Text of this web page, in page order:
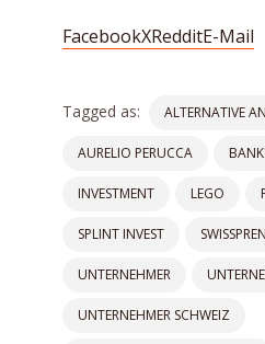
FacebookXRedditE-Mail
Tagged as: ALTERNATIVE
AURELIO PERUCCA
INVESTMENT LEGO
SPLINT INVEST
UNTERNEHMER
UNTERNEHMER SCHWEIZ